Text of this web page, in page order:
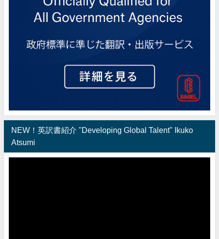
NEW！英訳書紹介 "Developing Global Talent" Ikuko
Atsumi